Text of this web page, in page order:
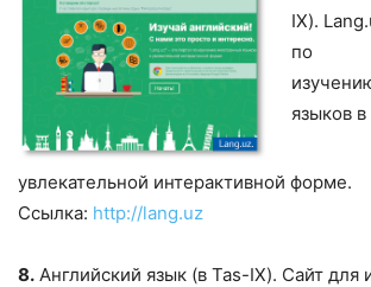
IX).
по
языков в
увлекательной интерактивной форме.
Ссылка: http://lang.uz
8. Aнглийский язык (в Tas-IX). Сайт для